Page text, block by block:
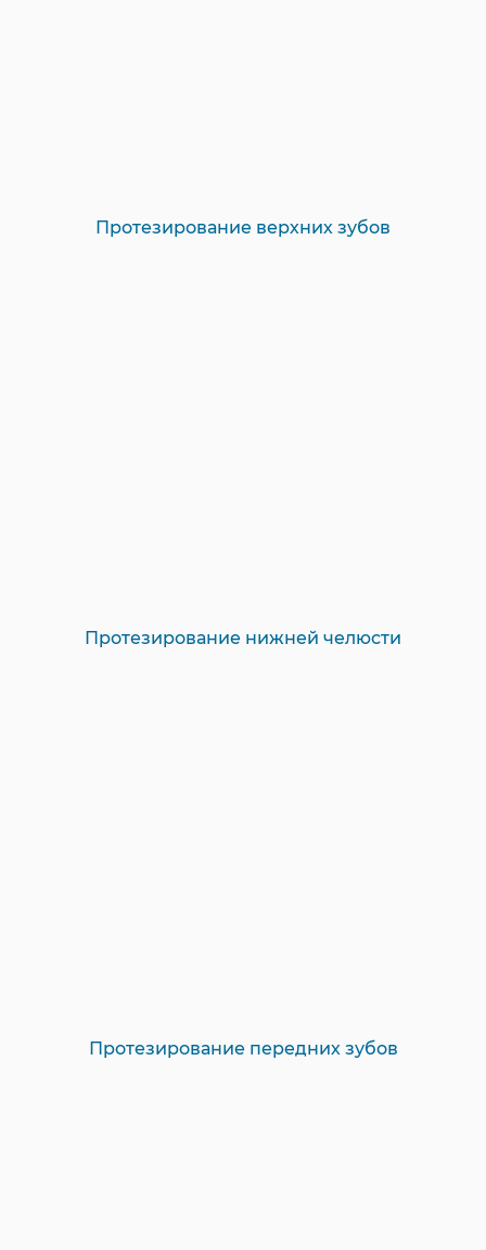
Протезирование верхних зубов
Протезирование нижней челюсти
Протезирование передних зубов